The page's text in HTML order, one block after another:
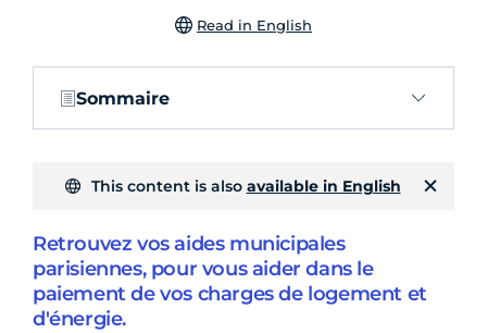
Read in English
Sommaire
This content is also available in English
Retrouvez vos aides municipales
parisiennes, pour vous aider dans le
paiement de vos charges de logement et
d'énergie.